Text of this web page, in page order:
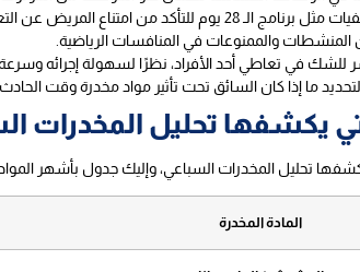
المريض عن التعاطي أثناء فترة التأهيل.
والممنوعات في المنافسات الرياضية.
للشك في تعاطي أحد الأفراد، نظرًا لسهولة إجرائه وسرعة
ما إذا كان السائق تحت تأثير مواد مخدرة وقت الحادث.
يكشفها تحليل المخدرات
تحليل المخدرات السباعي، وإليك جدول بأشهر
المادة المخدرة